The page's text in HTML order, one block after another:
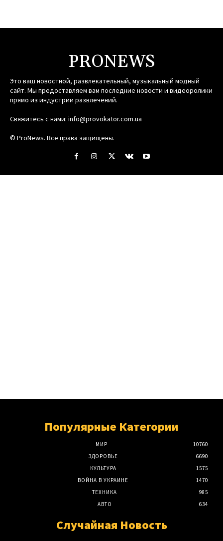
PRONEWS
Это ваш новостной, развлекательный, музыкальный модный
сайт. Мы предоставляем вам последние новости и видеоролики
прямо из индустрии развлечений.
Свяжитесь с нами: info@provokator.com.ua
© ProNews. Все права защищены.
Популярные Категории
МИР
10760
ЗДОРОВЬЕ
6690
КУЛЬТУРА
1575
ВОЙНА В УКРАИНЕ
1470
ТЕХНИКА
985
АВТО
634
Случайная Новость